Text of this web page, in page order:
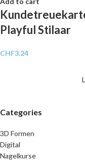
Categories
3D Formen
Digital
Nagelkurse
Playful Stilaar
CHF3.24